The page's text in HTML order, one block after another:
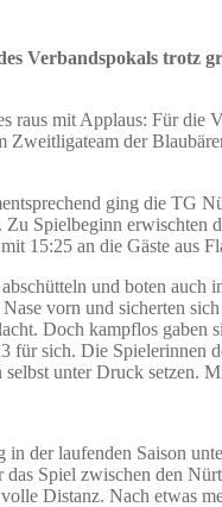
Verbandspokals trotz
mit Applaus: Für
der
ging die TG
Spielbeginn
15:25 an die Gäste aus
und boten
vorn und sicherten
Doch kampflos
für sich. Die
unter Druck setzen.
der laufenden Saison
Spiel zwischen den
Distanz. Nach etwas